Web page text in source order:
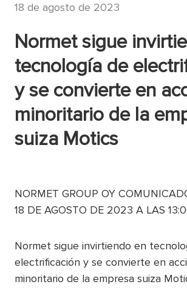
18 de agosto de 2023
Normet sigue
tecnología de
y se convierte en
minoritario de la
suiza Motics
NORMET GROUP OY
18 DE AGOSTO DE 2023 A LAS
Normet sigue invirtiendo en
electrificación y se convierte en
minoritario de la empresa suiza